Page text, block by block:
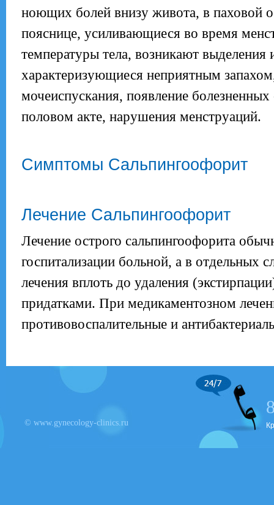
ноющих болей внизу живота, в паховой
пояснице, усиливающиеся во время
температуры тела, возникают выделения
характеризующиеся неприятным
мочеиспускания, появление
половом акте, нарушения менструаций.
Симптомы Сальпингоофорит
Лечение Сальпингоофорит
Лечение острого сальпингоофорита
госпитализации больной, а в отдельных
лечения вплоть до удаления
придатками. При медикаментозном
противовоспалительные и
© www.gynecology-clinics.ru